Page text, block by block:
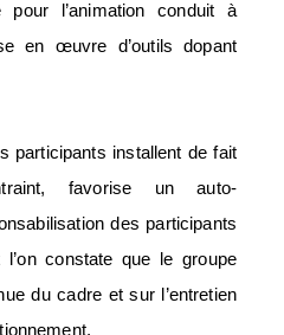
pour l’animation conduit à
en œuvre d’outils dopant
participants installent de fait
favorise un auto-
des participants
constate que le groupe
du cadre et sur l’entretien